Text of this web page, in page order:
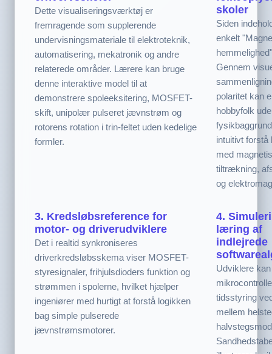
Dette visualiseringsværktøj er
fremragende som supplerende
undervisningsmateriale til elektroteknik,
automatisering, mekatronik og andre
relaterede områder. Lærere kan bruge
denne interaktive model til at
demonstrere spoleeksitering, MOSFET-
skift, unipolær pulseret jævnstrøm og
rotorens rotation i trin-feltet uden kedelige
formler.
skoler
Siden
enkelt
Gennem
polaritet kan
hobbyfolk
intuitivt forstå
med
tiltrækning,
og
3. Kredsløbsreference for
motor- og driverudviklere
Det i realtid synkroniseres
driverkredsløbsskema viser MOSFET-
styresignaler, frihjulsdioders funktion og
strømmen i spolerne, hvilket hjælper
ingeniører med hurtigt at forstå logikken
bag simple pulserede
jævnstrømsmotorer.
4.
læring af
indlejrede
Udviklere
tidsstyring
mellem